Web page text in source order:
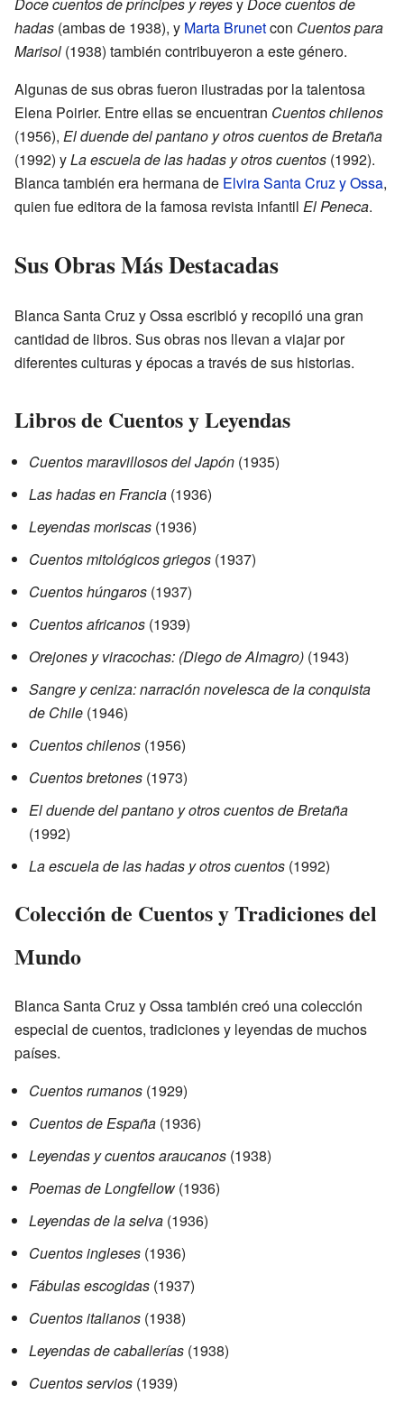
Doce cuentos de príncipes y reyesyDoce cuentos de
hadas (ambas de 1938), y Marta Brunetcon Cuentos para
Marisol (1938) también contribuyeron a este género.
Algunas de sus obras fueron ilustradas por la talentosa
Elena Poirier. Entre ellas se encuentran Cuentos chilenos
(1956), El duende del pantano y otros cuentos de Bretaña
(1992) yLa escuela de las hadas y otros cuentos (1992).
Blanca también era hermana de Elvira Santa Cruz y Ossa,
quien fue editora de la famosa revista infantil El Peneca.
Sus Obras Más Destacadas
Blanca Santa Cruz y Ossa escribió y recopiló una gran
cantidad de libros. Sus obras nos llevan a viajar por
diferentes culturas y épocas a través de sus historias.
Libros de Cuentos y Leyendas
Cuentos maravillosos del Japón (1935)
Las hadas en Francia (1936)
Leyendas moriscas (1936)
Cuentos mitológicos griegos (1937)
Cuentos húngaros (1937)
Cuentos africanos (1939)
Orejones y viracochas: (Diego de Almagro) (1943)
Sangre y ceniza: narración novelesca de la conquista
de Chile (1946)
Cuentos chilenos (1956)
Cuentos bretones (1973)
El duende del pantano y otros cuentos de Bretaña
(1992)
La escuela de las hadas y otros cuentos (1992)
Colección de Cuentos y Tradiciones del
Mundo
Blanca Santa Cruz y Ossa también creó una colección
especial de cuentos, tradiciones y leyendas de muchos
países.
Cuentos rumanos (1929)
Cuentos de España (1936)
Leyendas y cuentos araucanos (1938)
Poemas de Longfellow (1936)
Leyendas de la selva (1936)
Cuentos ingleses (1936)
Fábulas escogidas (1937)
Cuentos italianos (1938)
Leyendas de caballerías (1938)
Cuentos servios (1939)